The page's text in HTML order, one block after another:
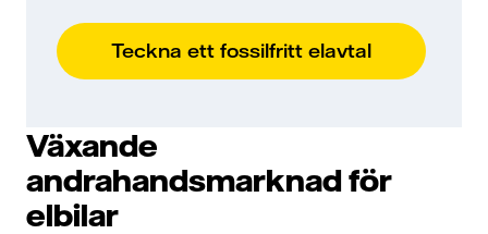
Teckna ett fossilfritt elavtal
Växande
andrahandsmarknad för
elbilar